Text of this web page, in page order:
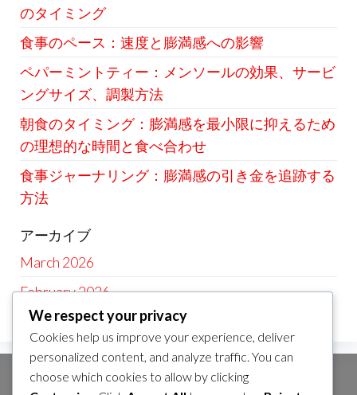
のタイミング
食事のペース：速度と膨満感への影響
ペパーミントティー：メンソールの効果、サービ
ングサイズ、調製方法
朝食のタイミング：膨満感を最小限に抑えるため
の理想的な時間と食べ合わせ
食事ジャーナリング：膨満感の引き金を追跡する
方法
アーカイブ
March 2026
February 2026
カテゴリ
We respect your privacy
Cookies help us improve your experience, deliver
personalized content, and analyze traffic. You can
choose which cookies to allow by clicking